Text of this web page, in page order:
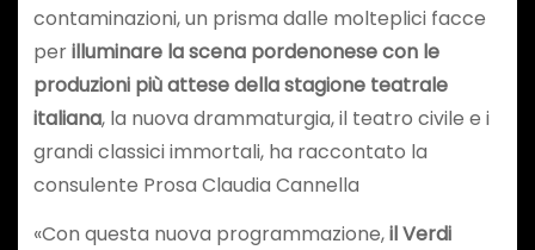
contaminazioni, un prisma dalle molteplici facce
perilluminare la scena pordenonese con le
produzioni più attese della stagione teatrale
italiana, la nuova drammaturgia, il teatro civile e i
grandi classici immortali, ha raccontato la
consulente Prosa Claudia Cannella
«Con questa nuova programmazione,il Verdi